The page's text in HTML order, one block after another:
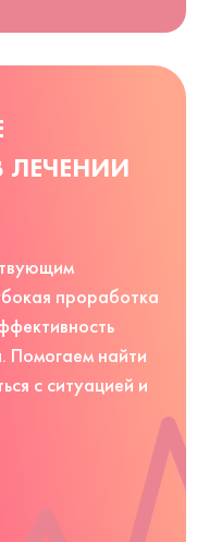
проработка
Помогаем найти
с ситуацией и